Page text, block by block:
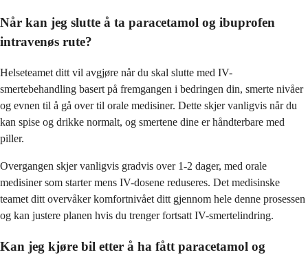
Når kan jeg slutte å ta paracetamol og ibuprofen
intravenøs rute?
Helseteamet ditt vil avgjøre når du skal slutte med IV-
smertebehandling basert på fremgangen i bedringen din, smerte nivåer
og evnen til å gå over til orale medisiner. Dette skjer vanligvis når du
kan spise og drikke normalt, og smertene dine er håndterbare med
piller.
Overgangen skjer vanligvis gradvis over 1-2 dager, med orale
medisiner som starter mens IV-dosene reduseres. Det medisinske
teamet ditt overvåker komfortnivået ditt gjennom hele denne prosessen
og kan justere planen hvis du trenger fortsatt IV-smertelindring.
Kan jeg kjøre bil etter å ha fått paracetamol og